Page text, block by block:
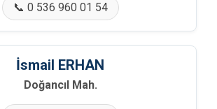
📞 0 536 960 01 54
İsmail ERHAN
Doğancıl Mah.